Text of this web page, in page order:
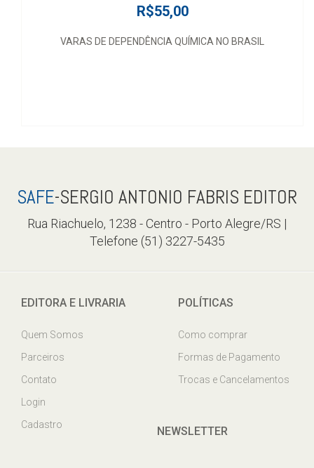
R$55,00
VARAS DE DEPENDÊNCIA QUÍMICA NO BRASIL
SAFE-SERGIO ANTONIO FABRIS EDITOR
Rua Riachuelo, 1238 - Centro - Porto Alegre/RS |
Telefone (51) 3227-5435
EDITORA E LIVRARIA
Quem Somos
Parceiros
Contato
Login
Cadastro
POLÍTICAS
Como comprar
Formas de Pagamento
Trocas e Cancelamentos
NEWSLETTER